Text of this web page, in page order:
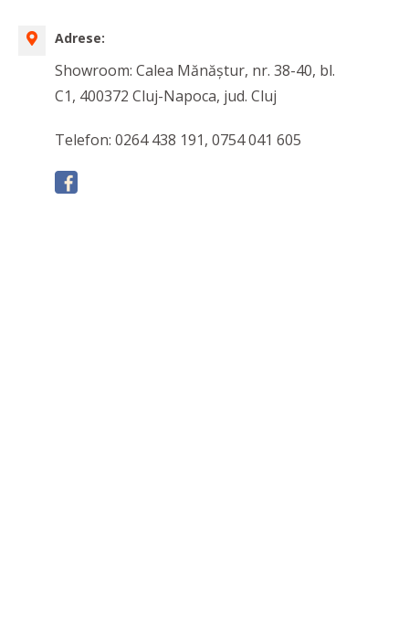
Adrese:
Showroom: Calea Mănăştur, nr. 38-40, bl.
C1, 400372 Cluj-Napoca, jud. Cluj
Telefon: 0264 438 191, 0754 041 605